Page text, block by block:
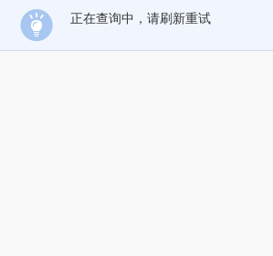
正在查询中，请刷新重试